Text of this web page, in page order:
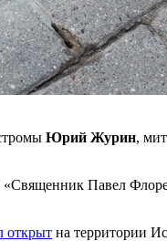
Юрий Журин,
Павел
открыт на территории